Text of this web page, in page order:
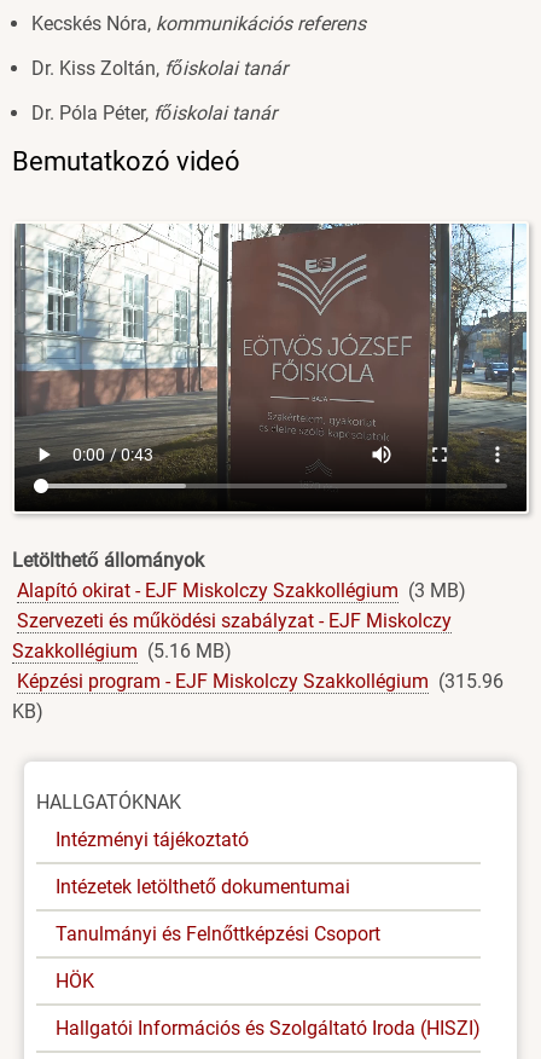
Kecskés Nóra, kommunikációs referens
Dr. Kiss Zoltán, főiskolai tanár
Dr. Póla Péter, főiskolai tanár
Bemutatkozó videó
Letölthető állományok
Alapító okirat - EJF Miskolczy Szakkollégium (3 MB)
Szervezeti és működési szabályzat - EJF Miskolczy
Szakkollégium (5.16 MB)
Képzési program - EJF Miskolczy Szakkollégium (315.96
KB)
Oldal
HALLGATÓKNAK
Intézményi tájékoztató
Intézetek letölthető dokumentumai
Tanulmányi és Felnőttképzési Csoport
HÖK
Hallgatói Információs és Szolgáltató Iroda (HISZI)